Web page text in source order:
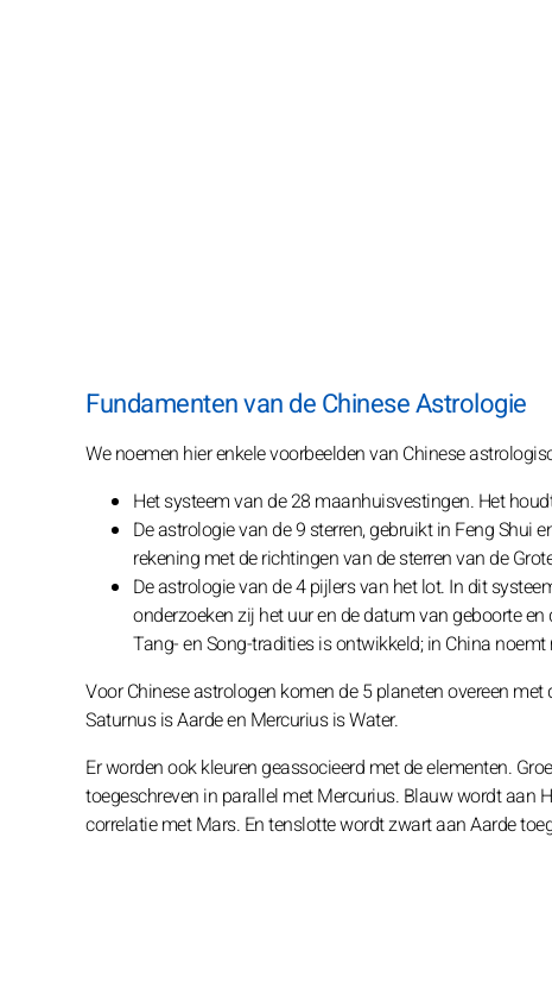
Fundamenten van de Chinese Astrologie
We noemen hier enkele voorbeelden van Chinese
Het systeem van de 28 maanhuisvestingen. Het
De astrologie van de 9 sterren, gebruikt in Feng Shui
rekening met de richtingen van de sterren van de
De astrologie van de 4 pijlers van het lot. In dit
onderzoeken zij het uur en de datum van geboorte
Tang- en Song-tradities is ontwikkeld; in China
Voor Chinese astrologen komen de 5 planeten overeen met
Saturnus is Aarde en Mercurius is Water.
Er worden ook kleuren geassocieerd met de elementen.
toegeschreven in parallel met Mercurius. Blauw wordt aan
correlatie met Mars. En tenslotte wordt zwart aan Aarde